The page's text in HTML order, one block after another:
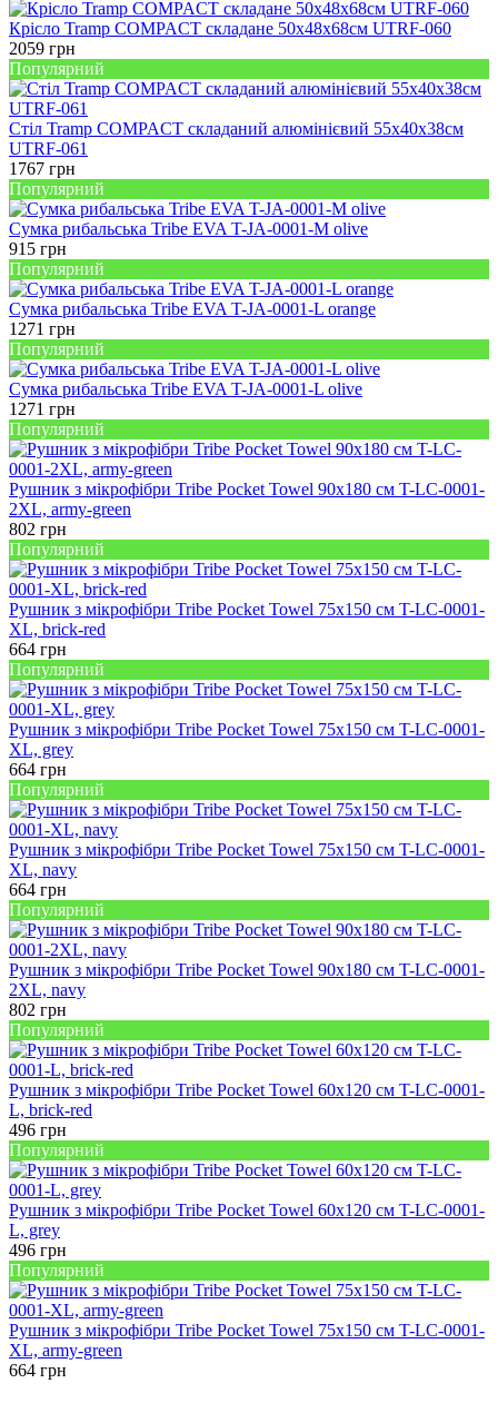
Крісло Tramp COMPACT складане 50х48х68см UTRF-060
2059 грн
Популярний
Стіл Tramp COMPACT складаний алюмінієвий 55х40х38см
UTRF-061
1767 грн
Популярний
Сумка рибальська Tribe EVA T-JA-0001-M olive
915 грн
Популярний
Сумка рибальська Tribe EVA T-JA-0001-L orange
1271 грн
Популярний
Сумка рибальська Tribe EVA T-JA-0001-L olive
1271 грн
Популярний
Рушник з мікрофібри Tribe Pocket Towel 90х180 см T-LC-0001-
2XL, army-green
802 грн
Популярний
Рушник з мікрофібри Tribe Pocket Towel 75х150 см T-LC-0001-
XL, brick-red
664 грн
Популярний
Рушник з мікрофібри Tribe Pocket Towel 75х150 см T-LC-0001-
XL, grey
664 грн
Популярний
Рушник з мікрофібри Tribe Pocket Towel 75х150 см T-LC-0001-
XL, navy
664 грн
Популярний
Рушник з мікрофібри Tribe Pocket Towel 90х180 см T-LC-0001-
2XL, navy
802 грн
Популярний
Рушник з мікрофібри Tribe Pocket Towel 60х120 см T-LC-0001-
L, brick-red
496 грн
Популярний
Рушник з мікрофібри Tribe Pocket Towel 60х120 см T-LC-0001-
L, grey
496 грн
Популярний
Рушник з мікрофібри Tribe Pocket Towel 75х150 см T-LC-0001-
XL, army-green
664 грн